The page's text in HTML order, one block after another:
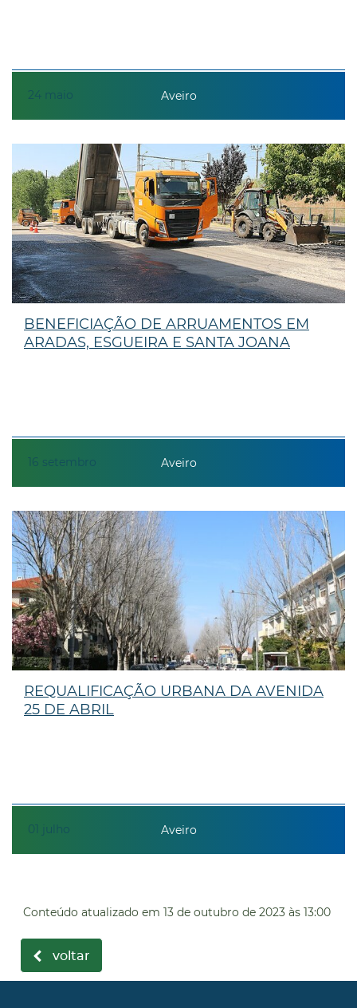
24 maio Aveiro
16 setembro
BENEFICIAÇÃO DE ARRUAMENTOS EM
ARADAS, ESGUEIRA E SANTA JOANA
Aveiro
01 julho
REQUALIFICAÇÃO URBANA DA AVENIDA
25 DE ABRIL
Aveiro
Conteúdo atualizado em 13 de outubro de 2023 às 13:00
voltar